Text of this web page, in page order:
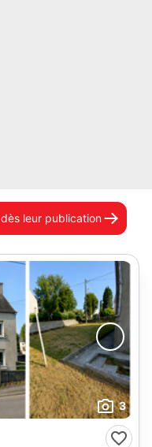
dès leur publication
3